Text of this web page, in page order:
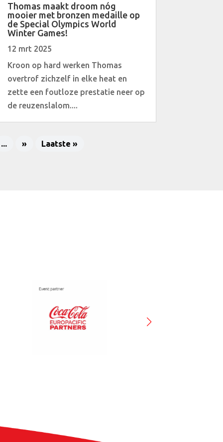
Thomas maakt droom nóg
mooier met bronzen medaille op
de Special Olympics World
Winter Games!
12 mrt 2025
Kroon op hard werken Thomas
overtrof zichzelf in elke heat en
zette een foutloze prestatie neer op
de reuzenslalom....
... » Laatste »